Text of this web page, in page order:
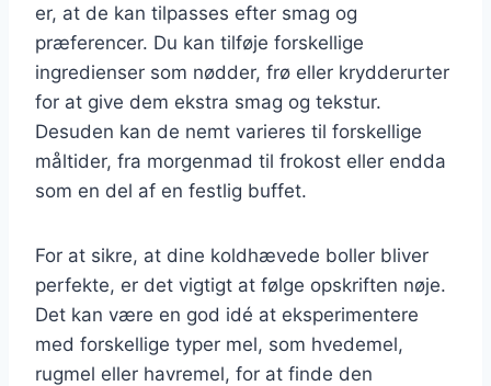
er, at de kan tilpasses efter smag og
præferencer. Du kan tilføje forskellige
ingredienser som nødder, frø eller krydderurter
for at give dem ekstra smag og tekstur.
Desuden kan de nemt varieres til forskellige
måltider, fra morgenmad til frokost eller endda
som en del af en festlig buffet.
For at sikre, at dine koldhævede boller bliver
perfekte, er det vigtigt at følge opskriften nøje.
Det kan være en god idé at eksperimentere
med forskellige typer mel, som hvedemel,
rugmel eller havremel, for at finde den